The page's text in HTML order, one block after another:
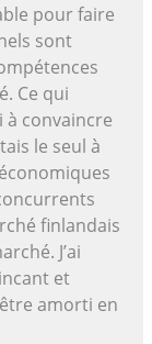
pour faire
sont
Ce qui
convaincre
le seul à
finlandais
J’ai
et
amorti en